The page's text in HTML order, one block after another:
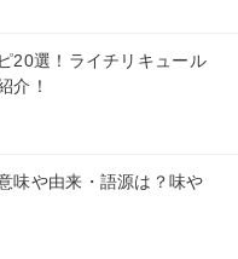
20選！ライチリキュール
介！
味や由来・語源は？味や